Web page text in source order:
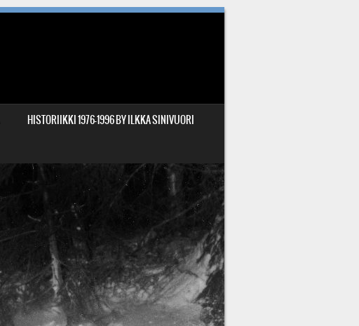
HISTORIIKKI 1976-1996 BY ILKKA SINIVUORI